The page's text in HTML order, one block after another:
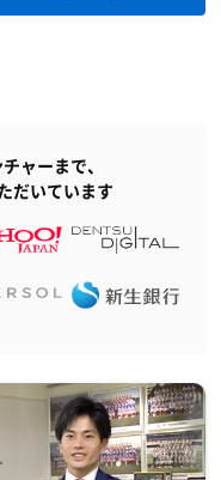
・工芸・音楽
車・バイク
ル・旅館・民泊
・製造
ッション・アパレル
ャーまで、
だいています